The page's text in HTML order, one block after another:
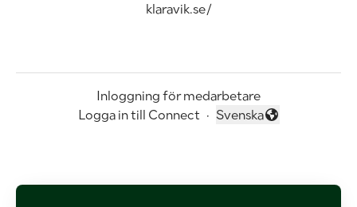
klaravik.se/
Inloggning för medarbetare
Logga in till Connect ·
Byt språk
Svenska